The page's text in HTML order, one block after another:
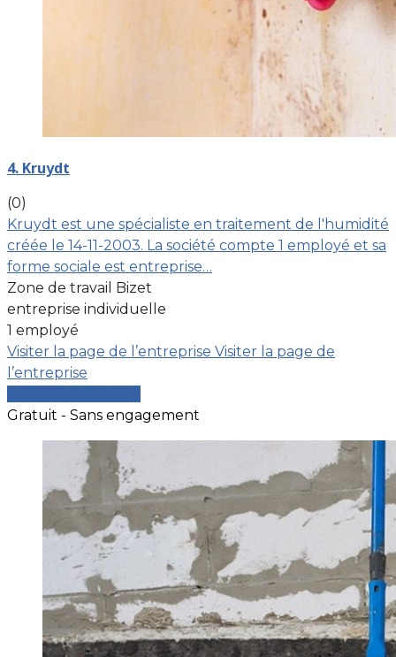
4. Kruydt
(0)
Kruydt est une spécialiste en traitement de l'humidité
créée le 14-11-2003. La société compte 1 employé et sa
forme sociale est entreprise…
Zone de travail Bizet
entreprise individuelle
1 employé
Visiter la page de l’entreprise Visiter la page de
l’entreprise
Gratuit - Sans engagement